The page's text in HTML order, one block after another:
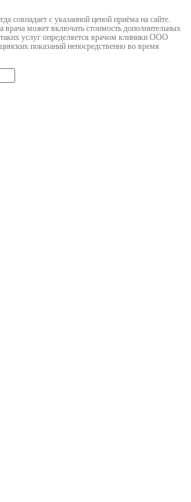
совпадает с указанной ценой приёма на сайте.
врача может включать стоимость дополнительных
услуг определяется врачом клиники ООО
показаний непосредственно во время